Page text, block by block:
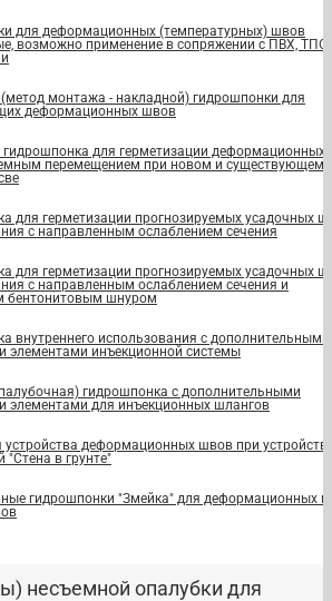
для деформационных (температурных) швов
возможно применение в сопряжении с ПВХ, ТПО
монтажа - накладной) гидрошпонки для
деформационных швов
гидрошпонка для герметизации деформационных
перемещением при новом и существующем
для герметизации прогнозируемых усадочных
с направленным ослаблением сечения
для герметизации прогнозируемых усадочных
с направленным ослаблением сечения и
бентонитовым шнуром
внутреннего использования с дополнительными
элементами инъекционной системы
гидрошпонка с дополнительными
элементами для инъекционных шлангов
устройства деформационных швов при
"Стена в грунте"
гидрошпонки "Змейка" для деформационных и
несъемной опалубки для